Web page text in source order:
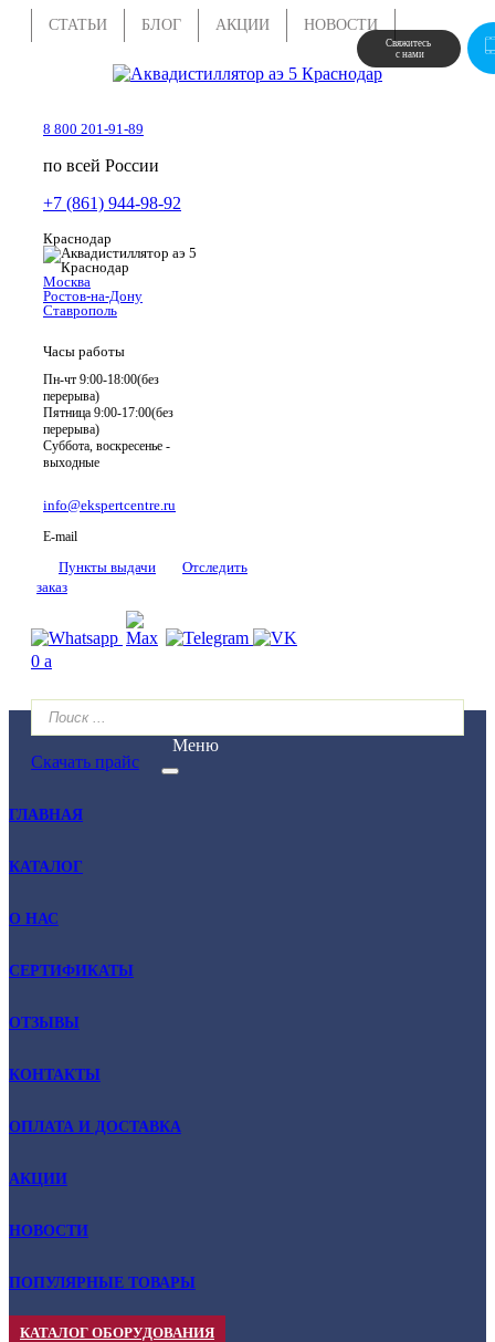
СТАТЬИ БЛОГ АКЦИИ НОВОСТИ
8 800 201-91-89
по всей России
+7 (861) 944-98-92
Краснодар
Москва
Ростов-на-Дону
Ставрополь
Часы работы
Пн-чт 9:00-18:00(без
перерыва)
Пятница 9:00-17:00(без
перерыва)
Суббота, воскресенье -
выходные
info@ekspertcentre.ru
E-mail
Пункты выдачи
Отследить
заказ
0 a
Скачать прайс
Меню
ГЛАВНАЯ
КАТАЛОГ
О НАС
СЕРТИФИКАТЫ
ОТЗЫВЫ
КОНТАКТЫ
ОПЛАТА И ДОСТАВКА
АКЦИИ
НОВОСТИ
ПОПУЛЯРНЫЕ ТОВАРЫ
КАТАЛОГ ОБОРУДОВАНИЯ
Свяжитесь
с нами